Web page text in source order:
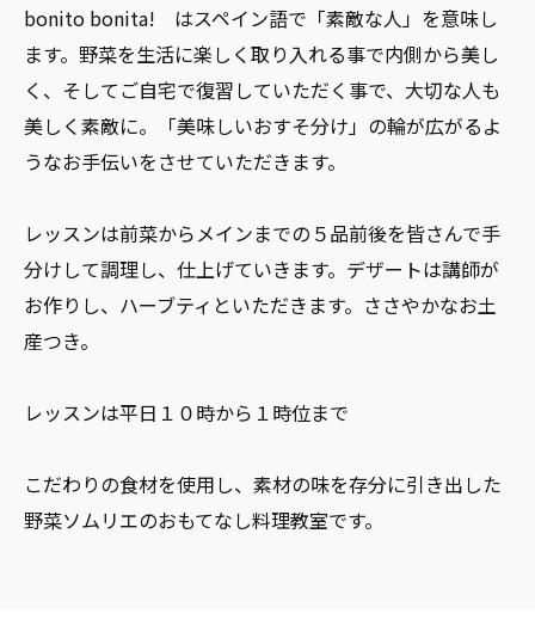
bonito bonita! はスペイン語で「素敵な人」を意味し
ます。野菜を生活に楽しく取り入れる事で内側から美し
く、そしてご自宅で復習していただく事で、大切な人も
美しく素敵に。「美味しいおすそ分け」の輪が広がるよ
うなお手伝いをさせていただきます。
レッスンは前菜からメインまでの５品前後を皆さんで手
分けして調理し、仕上げていきます。デザートは講師が
お作りし、ハーブティといただきます。ささやかなお土
産つき。
レッスンは平日１０時から１時位まで
こだわりの食材を使用し、素材の味を存分に引き出した
野菜ソムリエのおもてなし料理教室です。